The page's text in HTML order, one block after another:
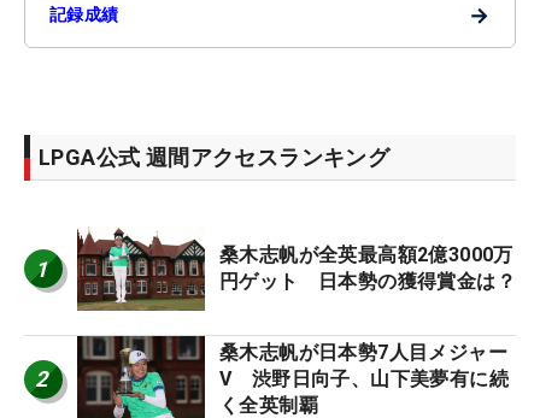
記録成績 →
LPGA公式 週間アクセスランキング
1
桑木志帆が全英最高額2億3000万
円ゲット 日本勢の獲得賞金は？
2
桑木志帆が日本勢7人目メジャー
V 渋野日向子、山下美夢有に続
く全英制覇